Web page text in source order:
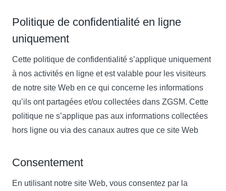
Politique de confidentialité en ligne
uniquement
Cette politique de confidentialité s’applique uniquement
à nos activités en ligne et est valable pour les visiteurs
de notre site Web en ce qui concerne les informations
qu’ils ont partagées et/ou collectées dans ZGSM. Cette
politique ne s’applique pas aux informations collectées
hors ligne ou via des canaux autres que ce site Web
Consentement
En utilisant notre site Web, vous consentez par la